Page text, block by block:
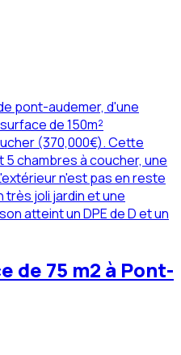
pont-audemer, d'une
de 150m²
(370,000€). Cette
chambres à coucher, une
n'est pas en reste
très joli jardin et une
atteint un DPE de D et un
de 75 m2 à Pont-